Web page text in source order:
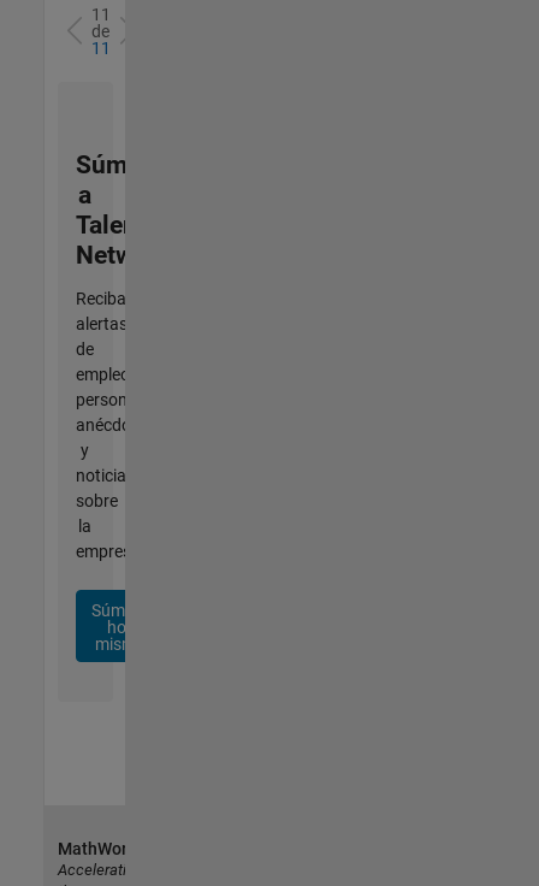
11
de
11
Súmese
a
Talent
Network
Reciba
alertas
de
empleo
personalizadas,
anécdotas
y
noticias
sobre
la
empresa.
Súmese
hoy
mismo
MathWorks
Accelerating